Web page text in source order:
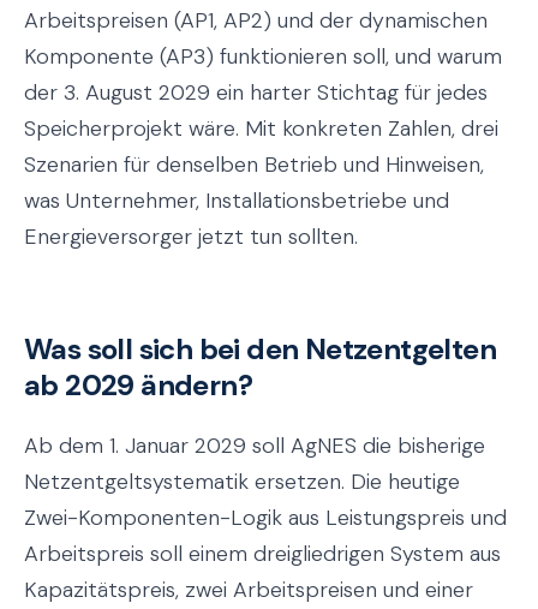
Arbeitspreisen (AP1, AP2) und der dynamischen
Komponente (AP3) funktionieren soll, und warum
der 3. August 2029 ein harter Stichtag für jedes
Speicherprojekt wäre. Mit konkreten Zahlen, drei
Szenarien für denselben Betrieb und Hinweisen,
was Unternehmer, Installationsbetriebe und
Energieversorger jetzt tun sollten.
Was soll sich bei den Netzentgelten
ab 2029 ändern?
Ab dem 1. Januar 2029 soll AgNES die bisherige
Netzentgeltsystematik ersetzen. Die heutige
Zwei-Komponenten-Logik aus Leistungspreis und
Arbeitspreis soll einem dreigliedrigen System aus
Kapazitätspreis, zwei Arbeitspreisen und einer